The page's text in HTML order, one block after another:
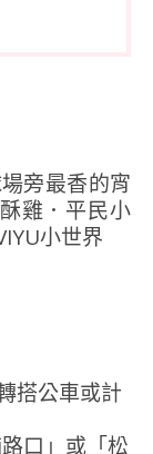
搭公車或計
口」或「松